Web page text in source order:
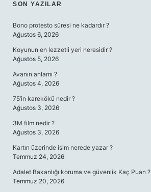
SIDEBAR
SON YAZILAR
Bono protesto süresi ne kadardır ?
Ağustos 6, 2026
Koyunun en lezzetli yeri neresidir ?
Ağustos 5, 2026
Avanın anlamı ?
Ağustos 4, 2026
75’in karekökü nedir ?
Ağustos 3, 2026
3M film nedir ?
Ağustos 3, 2026
Kartın üzerinde isim nerede yazar ?
Temmuz 24, 2026
Adalet Bakanlığı koruma ve güvenlik Kaç Puan ?
Temmuz 20, 2026